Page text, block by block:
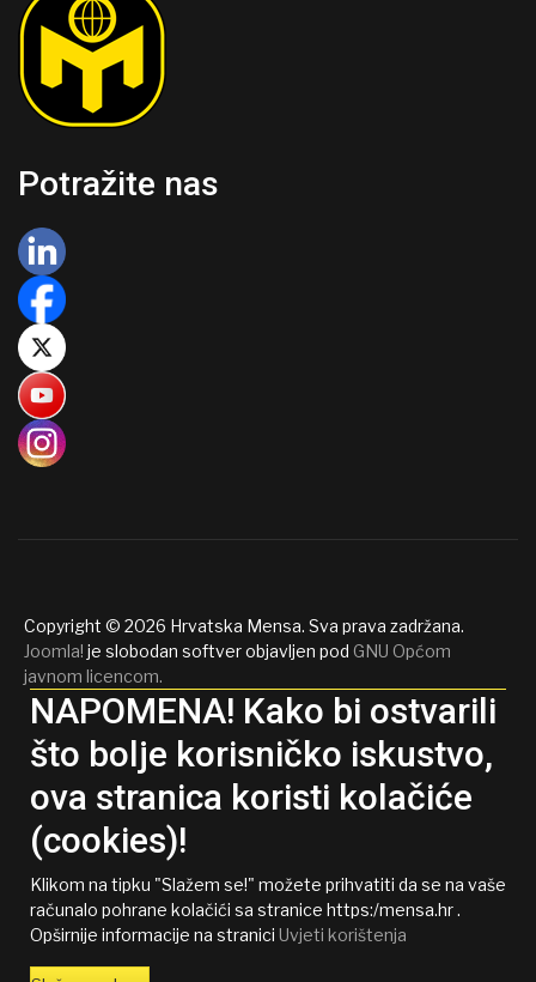
Potražite nas
Copyright © 2026 Hrvatska Mensa. Sva prava zadržana.
Joomla! je slobodan softver objavljen pod GNU Općom
javnom licencom.
NAPOMENA! Kako bi ostvarili
što bolje korisničko iskustvo,
ova stranica koristi kolačiće
(cookies)!
Klikom na tipku "Slažem se!" možete prihvatiti da se na vaše
računalo pohrane kolačići sa stranice https:/mensa.hr .
Opširnije informacije na stranici Uvjeti korištenja